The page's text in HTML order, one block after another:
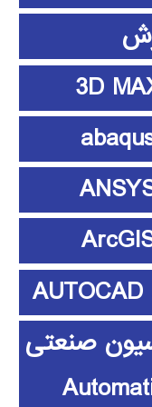
صنعتی